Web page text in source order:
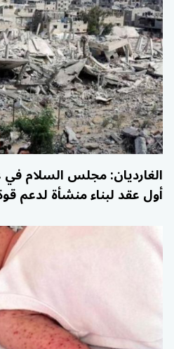
الغارديان: مجلس السلام في
أول عقد لبناء منشأة لدعم